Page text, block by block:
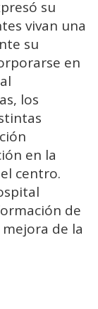
su
vivan una
su
en
los
en la
centro.
de
de la